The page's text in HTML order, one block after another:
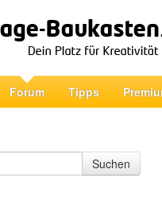
Forum Tipps
Suchen